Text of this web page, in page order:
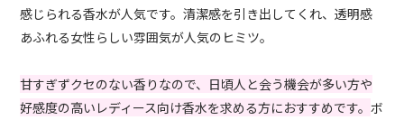
感じられる香水が人気です。清潔感を引き出してくれ、透明感
あふれる女性らしい雰囲気が人気のヒミツ。
甘すぎずクセのない香りなので、日頃人と会う機会が多い方や
好感度の高いレディース向け香水を求める方におすすめです。ボ